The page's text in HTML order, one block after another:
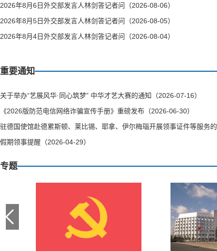
2026年8月6日外交部发言人林剑答记者问（2026-08-06）
2026年8月5日外交部发言人林剑答记者问（2026-08-05）
2026年8月4日外交部发言人林剑答记者问（2026-08-04）
重要通知
关于举办“艺展风华·同心筑梦” 中华才艺大赛的通知（2026-07-16）
《2026版防范电信网络诈骗宣传手册》重磅发布（2026-06-30）
驻德国使馆赴德累斯顿、莱比锡、耶拿、伊尔梅瑙开展领事证件等服务
假期领事提醒（2026-04-29）
专题